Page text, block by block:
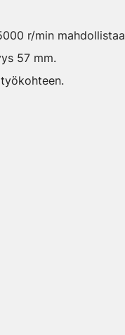
r/min mahdollistaa
57 mm.